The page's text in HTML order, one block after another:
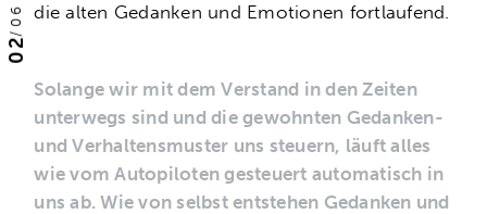
02
/
06
die alten Gedanken und Emotionen fortlaufend.
Solange wir mit dem Verstand in den Zeiten
unterwegs sind und die gewohnten Gedanken-
und Verhaltensmuster uns steuern, läuft alles
wie vom Autopiloten gesteuert automatisch in
uns ab. Wie von selbst entstehen Gedanken und